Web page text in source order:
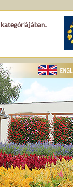
kategóriájában.